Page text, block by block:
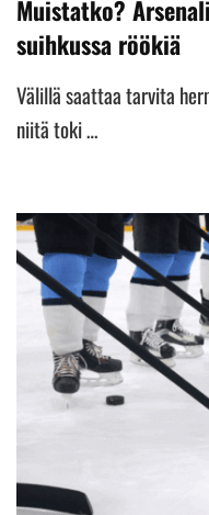
Muistatko?
suihkussa röökiä
Välillä saattaa tarvita
niitä toki …